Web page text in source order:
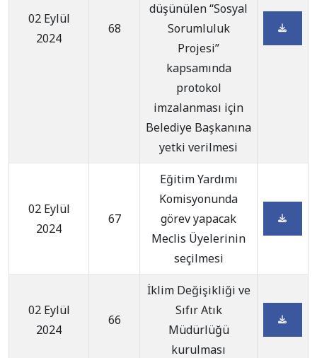
02 Eylül
2024
68
düşünülen “Sosyal
Sorumluluk
Projesi”
kapsamında
protokol
imzalanması için
Belediye Başkanına
yetki verilmesi
02 Eylül
2024
67
Eğitim Yardımı
Komisyonunda
görev yapacak
Meclis Üyelerinin
seçilmesi
02 Eylül
2024
66
İklim Değişikliği ve
Sıfır Atık
Müdürlüğü
kurulması